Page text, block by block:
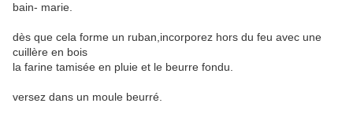
bain- marie.
dès que cela forme un ruban,incorporez hors du feu avec une
cuillère en bois
la farine tamisée en pluie et le beurre fondu.
versez dans un moule beurré.